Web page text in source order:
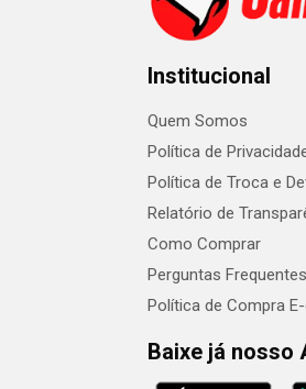
Institucional
Quem Somos
Política de
Política de Troca e
Relatório de
Como Comprar
Perguntas Frequentes
Política de Compra
Baixe já nosso